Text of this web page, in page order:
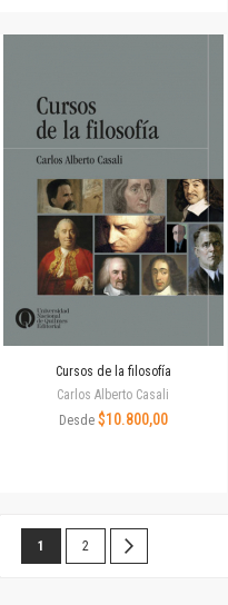
Tesis Grado
Escuela de Artes
Publicaciones periódicas
Series
Cursos de la filosofía
Carlos Alberto Casali
Desde $10.800,00
Estás leyendo la página
1 Página
2